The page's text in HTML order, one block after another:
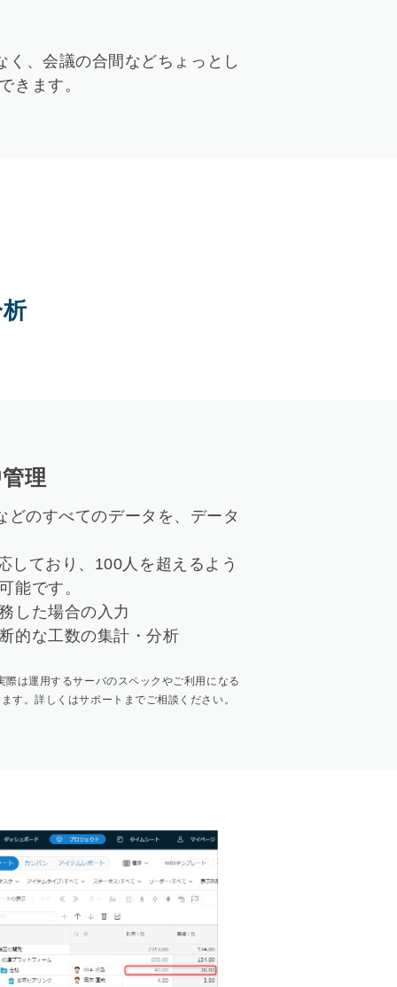
く、会議の合間などちょっとし
きます。
理
のすべてのデータを、データ
しており、100人を超えるよう
能です。
した場合の入力
的な工数の集計・分析
は運用するサーバのスペックやご利用になる
す。詳しくはサポートまでご相談ください。